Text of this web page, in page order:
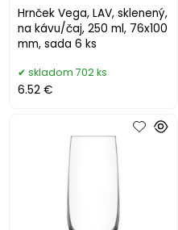
Hrnček Vega, LAV, sklenený,
na kávu/čaj, 250 ml, 76x100
mm, sada 6 ks
skladom 702 ks
6.52 €